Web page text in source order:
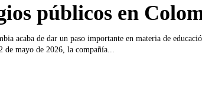
públicos en
acaba de dar un paso importante en materia de
de mayo de 2026, la compañía...